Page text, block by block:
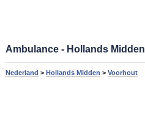
Ambulance - Hollands Midden
Nederland > Hollands Midden > Voorhout